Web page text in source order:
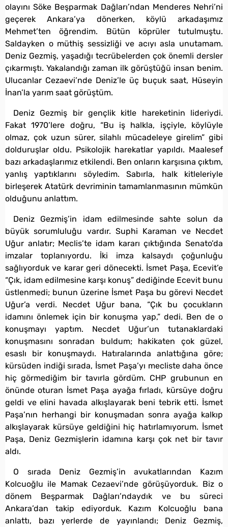
olayını Söke Beşparmak Dağları’ndan Menderes Nehri’ni
geçerek Ankara’ya dönerken, köylü arkadaşımız
Mehmet’ten öğrendim. Bütün köprüler tutulmuştu.
Saldayken o müthiş sessizliği ve acıyı asla unutamam.
Deniz Gezmiş, yaşadığı tecrübelerden çok önemli dersler
çıkarmıştı. Yakalandığı zaman ilk görüştüğü insan benim.
Ulucanlar Cezaevi’nde Deniz’le üç buçuk saat, Hüseyin
İnan’la yarım saat görüştüm.
Deniz Gezmiş bir gençlik kitle hareketinin lideriydi.
Fakat 1970’lere doğru, “Bu iş halkla, işçiyle, köylüyle
olmaz, çok uzun sürer, silahlı mücadeleye girelim” gibi
dolduruşlar oldu. Psikolojik harekatlar yapıldı. Maalesef
bazı arkadaşlarımız etkilendi. Ben onların karşısına çıktım,
yanlış yaptıklarını söyledim. Sabırla, halk kitleleriyle
birleşerek Atatürk devriminin tamamlanmasının mümkün
olduğunu anlattım.
Deniz Gezmiş’in idam edilmesinde sahte solun da
büyük sorumluluğu vardır. Suphi Karaman ve Necdet
Uğur anlatır; Meclis’te idam kararı çıktığında Senato’da
imzalar toplanıyordu. İki imza kalsaydı çoğunluğu
sağlıyorduk ve karar geri dönecekti. İsmet Paşa, Ecevit’e
“Çık, idam edilmesine karşı konuş” dediğinde Ecevit bunu
üstlenmedi; bunun üzerine İsmet Paşa bu görevi Necdet
Uğur’a verdi. Necdet Uğur bana, “Çık bu çocukların
idamını önlemek için bir konuşma yap,” dedi. Ben de o
konuşmayı yaptım. Necdet Uğur’un tutanaklardaki
konuşmasını sonradan buldum; hakikaten çok güzel,
esaslı bir konuşmaydı. Hatıralarında anlattığına göre;
kürsüden indiği sırada, İsmet Paşa’yı mecliste daha önce
hiç görmediğim bir tavırla gördüm. CHP grubunun en
önünde oturan İsmet Paşa ayağa fırladı, kürsüye doğru
geldi ve elini havada alkışlayarak beni tebrik etti. İsmet
Paşa’nın herhangi bir konuşmadan sonra ayağa kalkıp
alkışlayarak kürsüye geldiğini hiç hatırlamıyorum. İsmet
Paşa, Deniz Gezmişlerin idamına karşı çok net bir tavır
aldı.
O sırada Deniz Gezmiş’in avukatlarından Kazım
Kolcuoğlu ile Mamak Cezaevi’nde görüşüyorduk. Biz o
dönem Beşparmak Dağları’ndaydık ve bu süreci
Ankara’dan takip ediyorduk. Kazım Kolcuoğlu bana
anlattı, bazı yerlerde de yayınlandı; Deniz Gezmiş,